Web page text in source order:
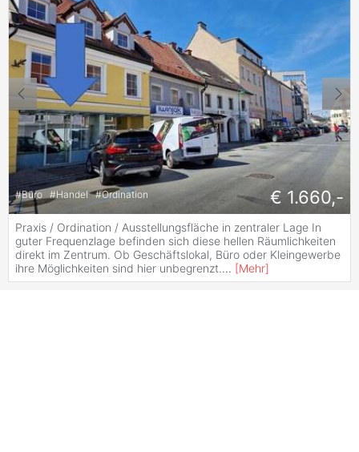
#Büro #Handel #Ordination € 1.660,-
Praxis / Ordination / Ausstellungsfläche in zentraler Lage In
guter Frequenzlage befinden sich diese hellen Räumlichkeiten
direkt im Zentrum. Ob Geschäftslokal, Büro oder Kleingewerbe
ihre Möglichkeiten sind hier unbegrenzt.... [Mehr]